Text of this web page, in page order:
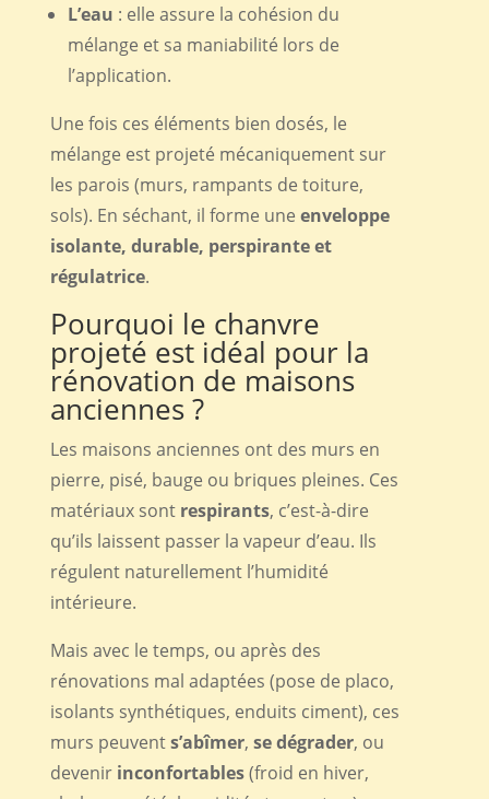
L’eau : elle assure la cohésion du
mélange et sa maniabilité lors de
l’application.
Une fois ces éléments bien dosés, le
mélange est projeté mécaniquement sur
les parois (murs, rampants de toiture,
sols). En séchant, il forme une enveloppe
isolante, durable, perspirante et
régulatrice.
Pourquoi le chanvre
projeté est idéal pour la
rénovation de maisons
anciennes ?
Les maisons anciennes ont des murs en
pierre, pisé, bauge ou briques pleines. Ces
matériaux sont respirants, c’est-à-dire
qu’ils laissent passer la vapeur d’eau. Ils
régulent naturellement l’humidité
intérieure.
Mais avec le temps, ou après des
rénovations mal adaptées (pose de placo,
isolants synthétiques, enduits ciment), ces
murs peuvents’abîmer, se dégrader, ou
devenir inconfortables(froid en hiver,